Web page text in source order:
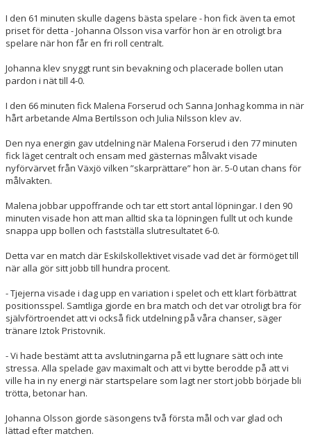
I den 61 minuten skulle dagens bästa spelare - hon fick även ta emot
priset för detta - Johanna Olsson visa varför hon är en otroligt bra
spelare när hon får en fri roll centralt.
Johanna klev snyggt runt sin bevakning och placerade bollen utan
pardon i nättill 4-0.
I den 66 minuten fick Malena Forserud och Sanna Jonhag komma in när
hårt arbetande Alma Bertilsson och Julia Nilsson klev av.
Den nya energin gav utdelning när Malena Forserud i den 77 minuten
fick läget centralt och ensam med gästernas målvakt visade
nyförvärvet från Växjö vilken ”skarprättare” hon är. 5-0 utan chans för
målvakten.
Malena jobbar uppoffrande och tar ett stort antal löpningar. I den 90
minuten visade hon att man alltid ska ta löpningen fullt ut och kunde
snappa upp bollen och fastställa slutresultatet 6-0.
Detta var en match där Eskilskollektivet visade vad det är förmöget till
när alla gör sitt jobb till hundra procent.
- Tjejerna visade i dag upp en variation i spelet och ett klart förbättrat
positionsspel. Samtliga gjorde en bra match och det var otroligt bra för
självförtroendet att vi också fick utdelning på våra chanser, säger
tränare Iztok Pristovnik.
- Vi hade bestämt att ta avslutningarna på ett lugnare sätt och inte
stressa. Alla spelade gav maximalt och att vi bytte berodde på att vi
ville ha in ny energi när startspelare som lagt ner stort jobb började bli
trötta, betonar han.
Johanna Olsson gjorde säsongens två första mål och var glad och
lättad efter matchen.